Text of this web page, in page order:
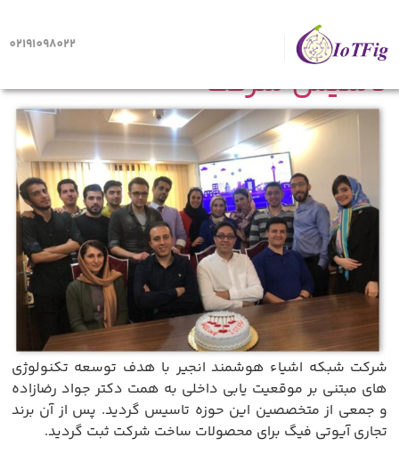
02191098022
تاسیس شرکت
شرکت شبکه اشیاء هوشمند انجیر با هدف توسعه تکنولوژی
های مبتنی بر موقعیت یابی داخلی به همت دکتر جواد رضازاده
و جمعی از متخصصین این حوزه تاسیس گردید. پس از آن برند
تجاری آیوتی فیگ برای محصولات ساخت شرکت ثبت گردید.